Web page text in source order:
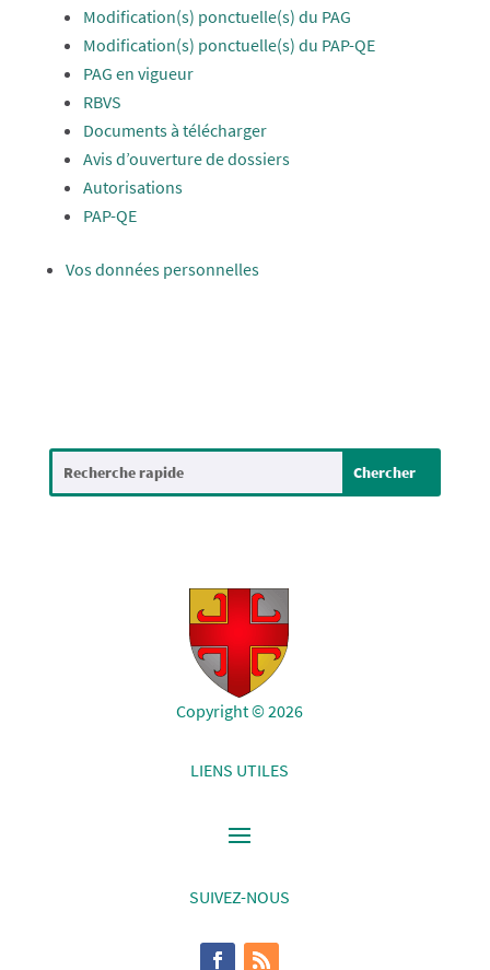
Modification(s) ponctuelle(s) du PAG
Modification(s) ponctuelle(s) du PAP-QE
PAG en vigueur
RBVS
Documents à télécharger
Avis d’ouverture de dossiers
Autorisations
PAP-QE
Vos données personnelles
Copyright © 2026
LIENS UTILES
SUIVEZ-NOUS